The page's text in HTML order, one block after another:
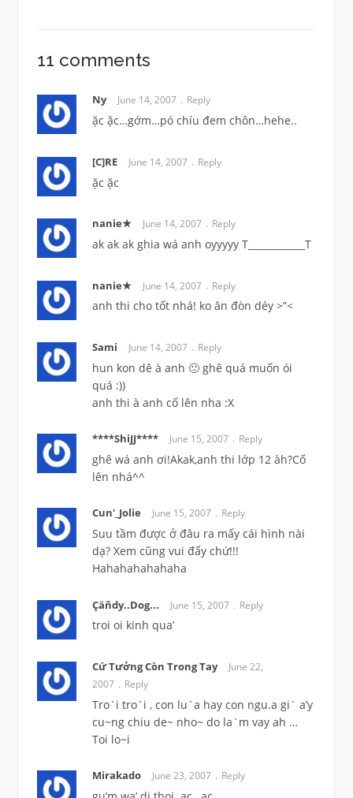
11 comments
Ny June 14, 2007 Reply
ặc ặc…gớm…pó chíu đem chôn…hehe..
[C]RE June 14, 2007 Reply
ặc ặc
nanie★ June 14, 2007 Reply
ak ak ak ghia wá anh oyyyyy T____________T
nanie★ June 14, 2007 Reply
anh thi cho tốt nhá! ko ăn đòn déy >”<
Sami June 14, 2007 Reply
hun kon dê à anh 🙁 ghê quá muốn ói
quá :))
anh thi à anh cố lên nha :X
****ShiJJ**** June 15, 2007 Reply
ghê wá anh ơi!Akak,anh thi lớp 12 àh?Cố
lên nhá^^
Cun'_Jolie June 15, 2007 Reply
Suu tầm được ở đâu ra mấy cái hình nài
dạ? Xem cũng vui đấy chứ!!!
Hahahahahahaha
Çäñdy..Dog... June 15, 2007 Reply
troi oi kinh qua’
Cứ Tưởng Còn Trong Tay
June 22,
2007
Reply
Tro`i tro`i , con lu`a hay con ngu.a gi` a’y
cu~ng chiu de~ nho~ do la`m vay ah …
Toi lo~i
Mirakado June 23, 2007 Reply